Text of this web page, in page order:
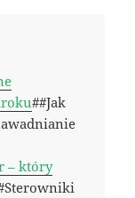
##Jak
– który